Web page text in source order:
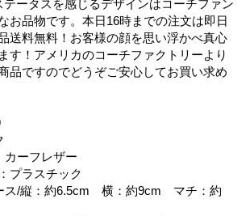
ータスを感じるデザインはコーチファン
お品物です。本日16時までの注文は即日
送料無料！お客様の顔を思い浮かべ真心
す！アメリカのコーチファクトリーより
品ですのでどうぞご安心してお買い求め
カーフレザー
スチック
ス/縦：約6.5cm 横：約9cm マチ：約